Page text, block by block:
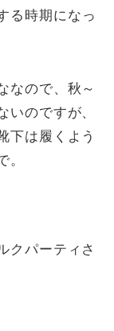
る時期になっ
なので、秋～
いのですが、
下は履くよう
。
クパーティさ